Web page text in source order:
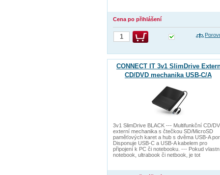
Cena po přihlášení
CONNECT IT 3v1 SlimDrive
CD/DVD mechanika USB-C/A
3v1 SlimDrive BLACK --- Multifunkční CD/
externí mechanika s čtečkou SD/MicroSD
paměťových karet a hub s dvěma USB-A
Disponuje USB-C a USB-A kabelem pro
připojení k PC či notebooku. --- Pokud
notebook, ultrabook či netbook, je tot